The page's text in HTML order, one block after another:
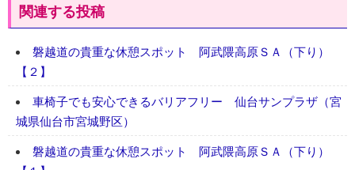
関連する投稿
磐越道の貴重な休憩スポット 阿武隈高原ＳＡ（下り）
【２】
車椅子でも安心できるバリアフリー 仙台サンプラザ（宮
城県仙台市宮城野区）
磐越道の貴重な休憩スポット 阿武隈高原ＳＡ（下り）